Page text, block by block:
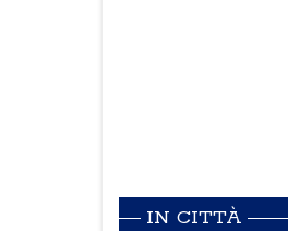
IN CITTÀ